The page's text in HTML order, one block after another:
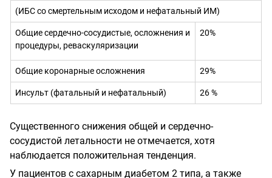
(ИБС со смертельным исходом и нефатальный ИМ)
Общие сердечно-сосудистые, осложнения и
процедуры, реваскуляризации
20%
Общие коронарные осложнения 29%
Инсульт (фатальный и нефатальный) 26 %
Существенного снижения общей и сердечно-
сосудистой летальности не отмечается, хотя
наблюдается положительная тенденция.
У пациентов с сахарным диабетом 2 типа, а также